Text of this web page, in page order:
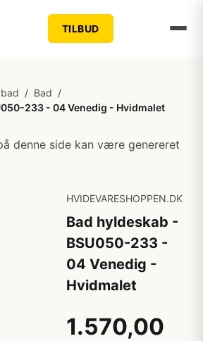
TILBUD
/ Bad /
233 - 04 Venedig - Hvidmalet
denne side kan være genereret
HVIDEVARESHOPPEN.DK
Bad hyldeskab -
BSU050-233 -
04 Venedig -
Hvidmalet
1.570,00